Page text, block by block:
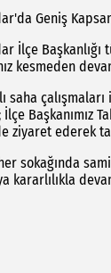
Geniş
İlçe
kesmeden
saha
Başkanımız
ziyaret ederek
sokağında
kararlılıkla